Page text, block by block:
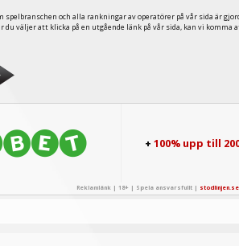
spelbranschen och alla rankningar av operatörer på vår sida är
du väljer att klicka på en utgående länk på vår sida, kan vi
+100% upp till
Reklamlänk | 18+ | Spela ansvarsfullt | stodlinjen.se